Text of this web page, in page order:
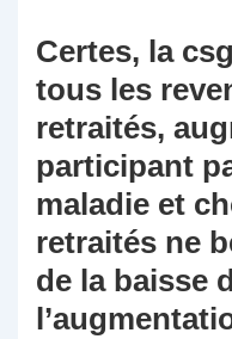
Certes, la
tous les
retraités,
participant
maladie et
retraités ne
de la baisse